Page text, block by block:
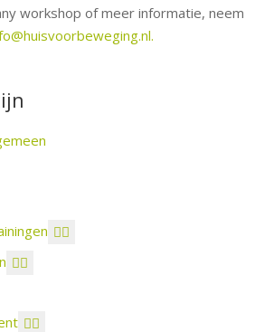
workshop of meer informatie, neem